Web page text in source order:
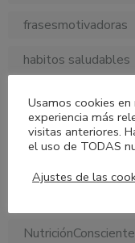
frasesmotivadoras
habitos saludables
hábitos alimentarios
My Personal Diet
NutriciónConsciente
Usamos cookies
experiencia más
visitas anteriores.
el uso de TODAS
Ajustes de las